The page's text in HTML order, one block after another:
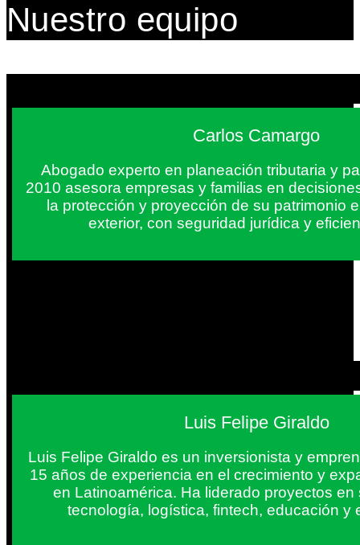
Nuestro equipo
Carlos Camargo
Abogado experto en planeación tributaria y
2010 asesora empresas y familias en
la protección y proyección de su patrimonio
exterior, con seguridad jurídica y
Luis Felipe Giraldo
Luis Felipe Giraldo es un inversionista y
15 años de experiencia en el crecimiento y
en Latinoamérica. Ha liderado proyectos en
tecnología, logística, fintech, educación y